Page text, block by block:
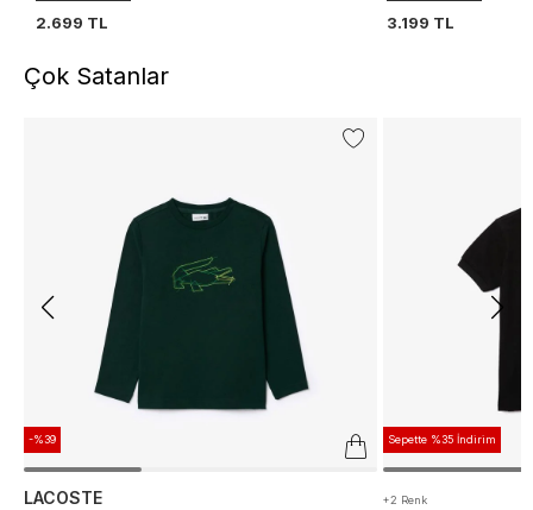
2.699 TL 3.199 TL
Çok Satanlar
-%39
LACOSTE
Sepette %35 İndirim
+2 Renk